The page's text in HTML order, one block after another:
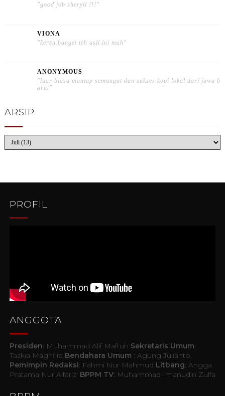
"good job sheryll !!!"
VIONA
"keren banget teh asli ini mah"
ANONYMOUS
"luar biasa mantap semangat dan sukses kopi lokal dari jawa b
arat"
ARSIP
PROFIL
ANGGOTA
Presiden: Muhammad Alif Maftuh Sekretaris Umum:
Tazkia Maghfira Bendahara Umum : Agung Julianto,
Pemimpin Redaksi: Fahmi Nur Mahmud Litbang: Angga
Pratama Nur Alfarizi BPPM TV: Muhammad Imanudin Zulfa